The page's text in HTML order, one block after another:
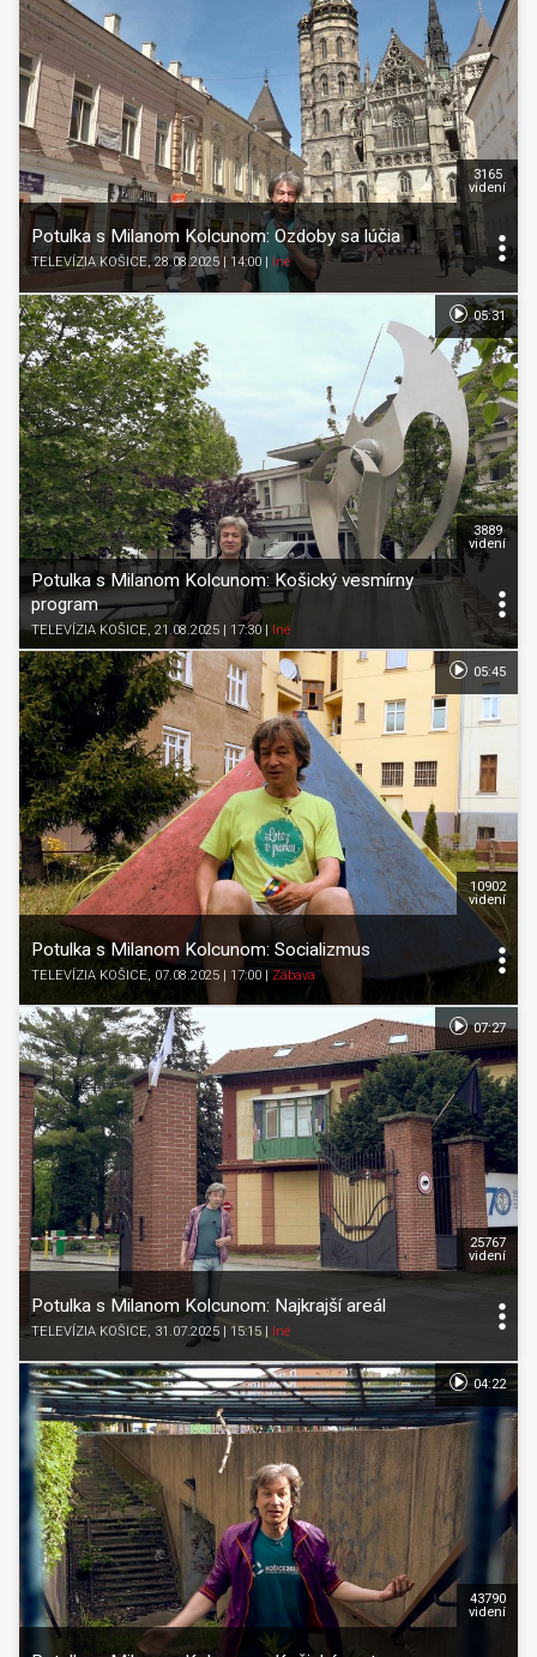
Potulka s Milanom Kolcunom: Ozdoby sa lúčia
TELEVÍZIA KOŠICE, 28.08.2025 | 14:00 Iné
3165
videní
Potulka s Milanom Kolcunom: Košický vesmírny
program
TELEVÍZIA KOŠICE, 21.08.2025 | 17:30 Iné
3889
videní
05:31
Potulka s Milanom Kolcunom: Socializmus
TELEVÍZIA KOŠICE , 07.08.2025 | 17:00 | Zábava
10902
videní
05:45
Potulka s Milanom Kolcunom: Najkrajší areál
TELEVÍZIA KOŠICE , 31.07.2025 | 15:15 | Iné
25767
videní
07:27
43790
videní
04:22